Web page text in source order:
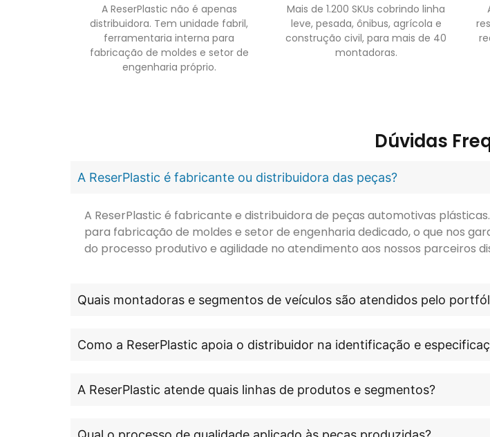
A ReserPlastic não é apenas
distribuidora. Tem unidade fabril,
ferramentaria interna para
fabricação de moldes e setor de
engenharia próprio.
Mais de 1.200 SKUs cobrindo linha
leve, pesada, ônibus, agrícola e
construção civil, para mais de 40
montadoras.
Dúvidas
A ReserPlastic é fabricante ou distribuidora das peças?
A ReserPlastic é fabricante e distribuidora de peças automotivas
para fabricação de moldes e setor de engenharia dedicado, o que nos
do processo produtivo e agilidade no atendimento aos nossos parceiros
Quais montadoras e segmentos de veículos são atendidos pelo
Como a ReserPlastic apoia o distribuidor na identificação e
A ReserPlastic atende quais linhas de produtos e segmentos?